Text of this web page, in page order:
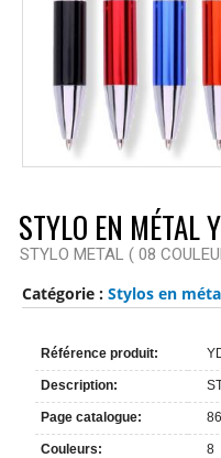
STYLO EN MÉTAL
STYLO METAL ( 08
Catégorie : Stylos en
Référence produit:
Description:
Page catalogue: 86
Couleurs: 8